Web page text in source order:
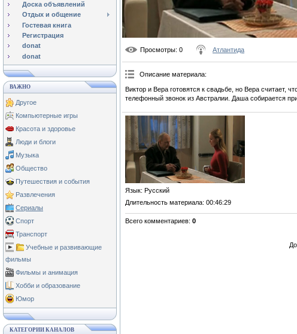
Доска объявлений
Отдых и общение
Гостевая книга
Регистрация
donat
donat
ВАЖНО
Другое
Компьютерные игры
Красота и здоровье
Люди и блоги
Музыка
Общество
Путешествия и события
Развлечения
Сериалы
Спорт
Транспорт
Учебные и развивающие
фильмы
Фильмы и анимация
Хобби и образование
Юмор
КАТЕГОРИИ КАНАЛОВ
Просмотры: 0 Атлантида
Описание материала:
Виктор и Вера готовятся к свадьбе, но Вера считает,
телефонный звонок из Австралии. Даша собирается
Язык: Русский
Длительность материала: 00:46:29
Всего комментариев: 0